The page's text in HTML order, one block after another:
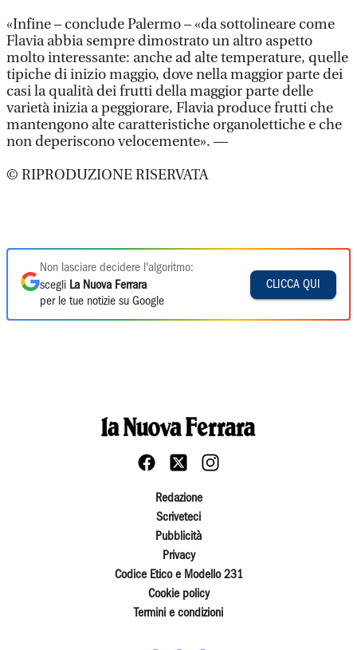
«Infine – conclude Palermo – «da sottolineare come
Flavia abbia sempre dimostrato un altro aspetto
molto interessante: anche ad alte temperature, quelle
tipiche di inizio maggio, dove nella maggior parte dei
casi la qualità dei frutti della maggior parte delle
varietà inizia a peggiorare, Flavia produce frutti che
mantengono alte caratteristiche organolettiche e che
non deperiscono velocemente». —
© RIPRODUZIONE RISERVATA
Non lasciare decidere l'algoritmo:
scegli La Nuova Ferrara
per le tue notizie su Google
CLICCA QUI
Redazione
Scriveteci
Pubblicità
Privacy
Codice Etico e Modello 231
Cookie policy
Termini e condizioni